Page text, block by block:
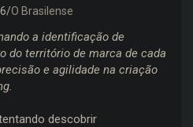
O Brasilense
a identificação de
do território de marca de cada
e agilidade na criação
descobrir